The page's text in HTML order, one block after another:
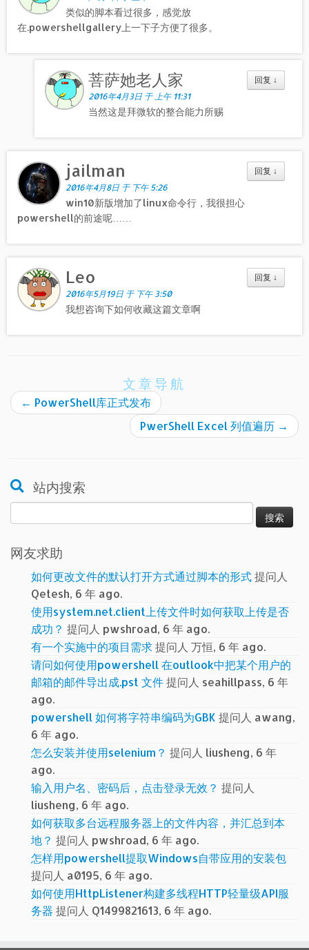
类似的脚本看过很多，感觉放
在.powershellgallery上一下子方便了很多。
回复 ↓
菩萨她老人家
2016年4月3日 于 上午 11:31
当然这是拜微软的整合能力所赐
回复 ↓
jailman
2016年4月8日 于 下午 5:26
win10新版增加了linux命令行，我很担心
powershell的前途呢……
回复 ↓
Leo
2016年5月19日 于 下午 3:50
我想咨询下如何收藏这篇文章啊
文章导航
← PowerShell库正式发布
PwerShell Excel 列值遍历 →
站内搜索
索：
网友求助
如何更改文件的默认打开方式通过脚本的形式提问人
Qetesh, 6 年 ago.
使用system.net.client上传文件时如何获取上传是否
成功？ 提问人 pwshroad, 6 年 ago.
有一个实施中的项目需求提问人 万恒, 6 年 ago.
请问如何使用powershell 在outlook中把某个用户的
邮箱的邮件导出成.pst 文件提问人 seahillpass, 6 年
ago.
powershell 如何将字符串编码为GBK 提问人 awang,
6 年 ago.
怎么安装并使用selenium？ 提问人 liusheng, 6 年
ago.
输入用户名、密码后，点击登录无效？ 提问人
liusheng, 6 年 ago.
如何获取多台远程服务器上的文件内容，并汇总到本
地？ 提问人 pwshroad, 6 年 ago.
怎样用powershell提取Windows自带应用的安装包
提问人 a0195, 6 年 ago.
如何使用HttpListener构建多线程HTTP轻量级API服
务器 提问人 Q1499821613, 6 年 ago.